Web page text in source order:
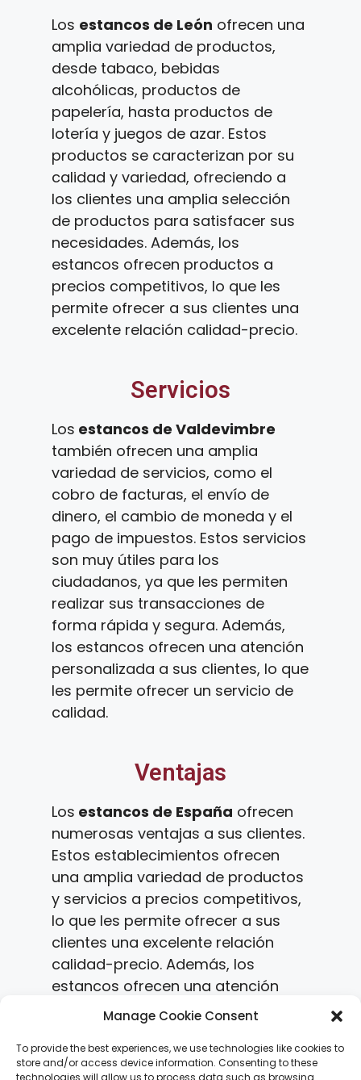
Manage Cookie Consent
To provide the best experiences, we use technologies like cookies to
store and/or access device information. Consenting to these
technologies will allow us to process data such as browsing
Los estancos de León ofrecen una
amplia variedad de productos,
desde tabaco, bebidas
alcohólicas, productos de
papelería, hasta productos de
lotería y juegos de azar. Estos
productos se caracterizan por su
calidad y variedad, ofreciendo a
los clientes una amplia selección
de productos para satisfacer sus
necesidades. Además, los
estancos ofrecen productos a
precios competitivos, lo que les
permite ofrecer a sus clientes una
excelente relación calidad-precio.
Servicios
Los estancos de Valdevimbre
también ofrecen una amplia
variedad de servicios, como el
cobro de facturas, el envío de
dinero, el cambio de moneda y el
pago de impuestos. Estos servicios
son muy útiles para los
ciudadanos, ya que les permiten
realizar sus transacciones de
forma rápida y segura. Además,
los estancos ofrecen una atención
personalizada a sus clientes, lo que
les permite ofrecer un servicio de
calidad.
Ventajas
Los estancos de España ofrecen
numerosas ventajas a sus clientes.
Estos establecimientos ofrecen
una amplia variedad de productos
y servicios a precios competitivos,
lo que les permite ofrecer a sus
clientes una excelente relación
calidad-precio. Además, los
estancos ofrecen una atención
personalizada a sus clientes, lo que
les permite ofrecer un servicio de
calidad. Por último, los estancos
ofrecen una amplia variedad de